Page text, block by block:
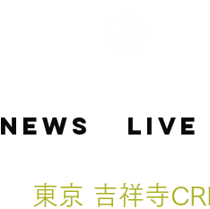
NEWS LIVE
東京 吉祥寺